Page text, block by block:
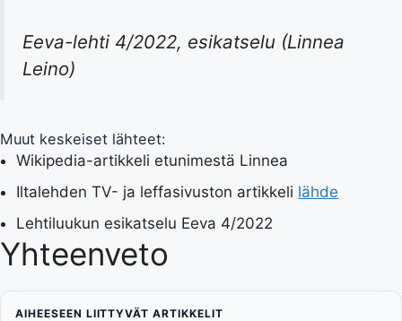
Eeva-lehti 4/2022, esikatselu (Linnea
Leino)
Muut keskeiset lähteet:
Wikipedia-artikkeli etunimestä Linnea
Iltalehden TV- ja leffasivuston artikkeli lähde
Lehtiluukun esikatselu Eeva 4/2022
Yhteenveto
AIHEESEEN LIITTYVÄT ARTIKKELIT